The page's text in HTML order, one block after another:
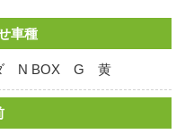
車種
ダ N BOX G 黄